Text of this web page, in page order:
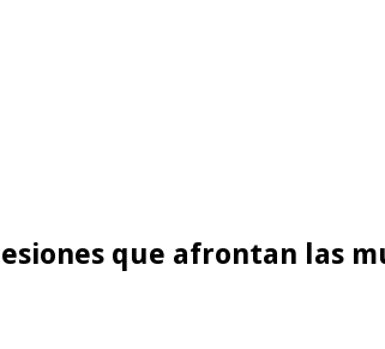
que afrontan las